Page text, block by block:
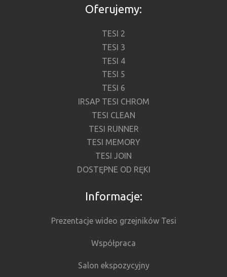
Oferujemy:
TESI 2
TESI 3
TESI 4
TESI 5
TESI 6
IRSAP TESI CHROM
TESI CLEAN
TESI RUNNER
TESI MEMORY
TESI JOIN
DOSTĘPNE OD RĘKI
Informacje:
Prezentacje wideo grzejników Tesi
Współpraca
Salon ekspozycyjny